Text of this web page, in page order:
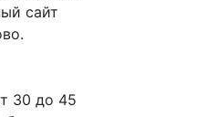
сайт
30 до 45